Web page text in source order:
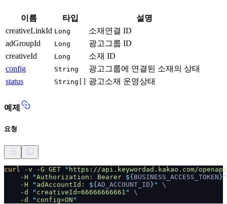
이름 타입
설명
creativeLinkId Long
소재연결 ID
adGroupId
Long
광고그룹 ID
creativeId
Long
소재 ID
config
String
광고그룹에 연결된 소재의 상태
status
String[] 광고소재 운영상태
예제
요청
curl -v -G GET " https://api.keywordad.kakao.com/
-H
"Authorization: Bearer ${BUSINESS_ACCESS_TOKEN}"
-H
" adAccountId: ${AD_ACCOUNT_ID}"
\
-d
" creativeId=66666666661 "
\
-d
" config=ON "